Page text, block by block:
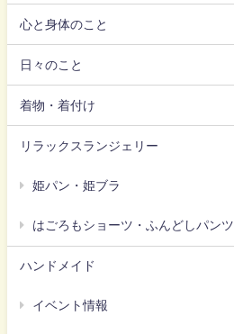
心と身体のこと
日々のこと
着物・着付け
リラックスランジェリー
姫パン・姫ブラ
はごろもショーツ・ふんどしパンツ
ハンドメイド
イベント情報